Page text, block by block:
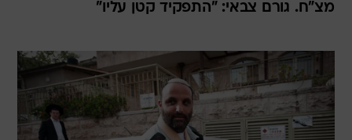
מצ"ח. גורם צבאי: "התפקיד קטן עליו"